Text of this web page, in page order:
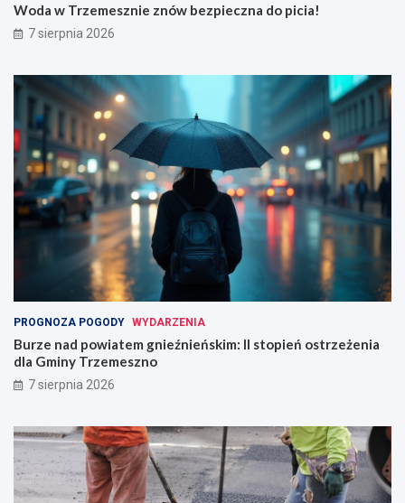
Woda w Trzemesznie znów bezpieczna do picia!
7 sierpnia 2026
PROGNOZA POGODY WYDARZENIA
Burze nad powiatem gnieźnieńskim: II stopień ostrzeżenia
dla Gminy Trzemeszno
7 sierpnia 2026